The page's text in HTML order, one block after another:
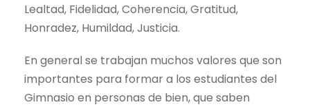
Lealtad, Fidelidad, Coherencia, Gratitud,
Honradez, Humildad, Justicia.
En general se trabajan muchos valores que son
importantes para formar a los estudiantes del
Gimnasio en personas de bien, que saben